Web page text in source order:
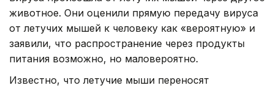
животное. Они оценили прямую передачу вируса
от летучих мышей к человеку как «вероятную» и
заявили, что распространение через продукты
питания возможно, но маловероятно.
Известно, что летучие мыши переносят